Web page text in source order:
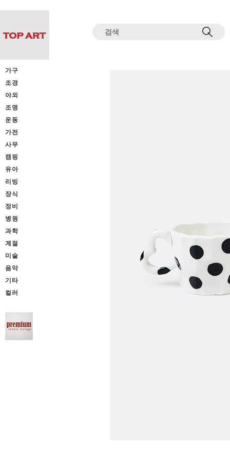
가구
조경
야외
조명
운동
가전
사무
캠핑
유아
리빙
장식
정비
병원
과학
계절
미술
음악
기타
컬러